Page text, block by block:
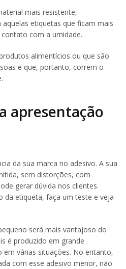
mais resistente,
etiquetas que ficam mais
com a umidade.
alimentícios ou que são
e que, portanto, correm o
apresentação
da sua marca no adesivo. A sua
sem distorções, com
gerar dúvida nos clientes.
da etiqueta, faça um teste e veja
será mais vantajoso do
é produzido em grande
em várias situações. No entanto,
com esse adesivo menor, não